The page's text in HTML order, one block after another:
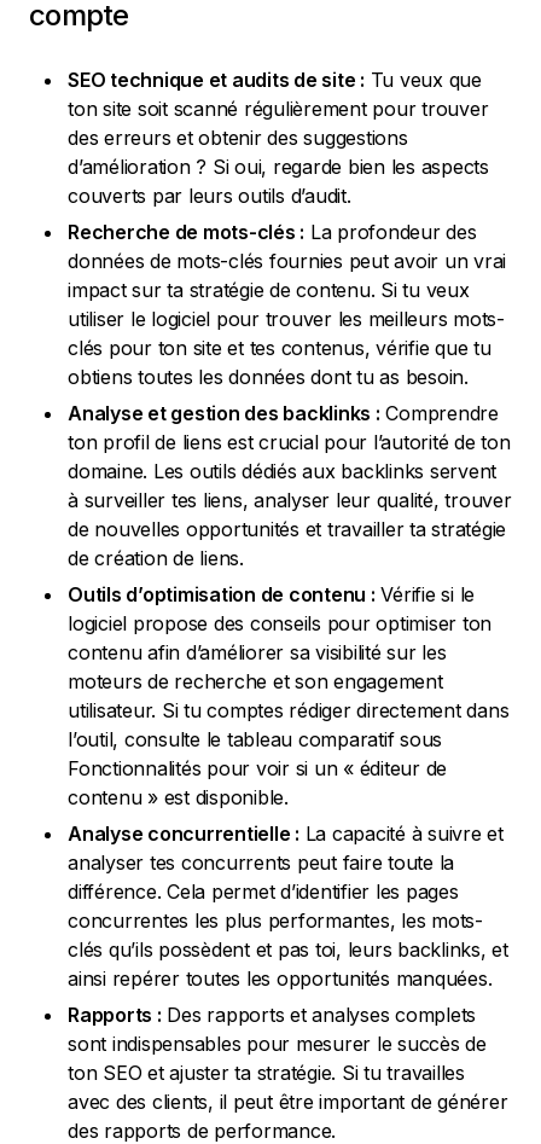
compte
SEO technique et audits de site : Tu veux que
ton site soit scanné régulièrement pour trouver
des erreurs et obtenir des suggestions
d’amélioration ? Si oui, regarde bien les aspects
couverts par leurs outils d’audit.
Recherche de mots-clés : La profondeur des
données de mots-clés fournies peut avoir un vrai
impact sur ta stratégie de contenu. Si tu veux
utiliser le logiciel pour trouver les meilleurs mots-
clés pour ton site et tes contenus, vérifie que tu
obtiens toutes les données dont tu as besoin.
Analyse et gestion des backlinks : Comprendre
ton profil de liens est crucial pour l’autorité de ton
domaine. Les outils dédiés aux backlinks servent
à surveiller tes liens, analyser leur qualité, trouver
de nouvelles opportunités et travailler ta stratégie
de création de liens.
Outils d’optimisation de contenu : Vérifie si le
logiciel propose des conseils pour optimiser ton
contenu afin d’améliorer sa visibilité sur les
moteurs de recherche et son engagement
utilisateur. Si tu comptes rédiger directement dans
l’outil, consulte le tableau comparatif sous
Fonctionnalités pour voir si un « éditeur de
contenu » est disponible.
Analyse concurrentielle : La capacité à suivre et
analyser tes concurrents peut faire toute la
différence. Cela permet d’identifier les pages
concurrentes les plus performantes, les mots-
clés qu’ils possèdent et pas toi, leurs backlinks, et
ainsi repérer toutes les opportunités manquées.
Rapports : Des rapports et analyses complets
sont indispensables pour mesurer le succès de
ton SEO et ajuster ta stratégie. Si tu travailles
avec des clients, il peut être important de générer
des rapports de performance.